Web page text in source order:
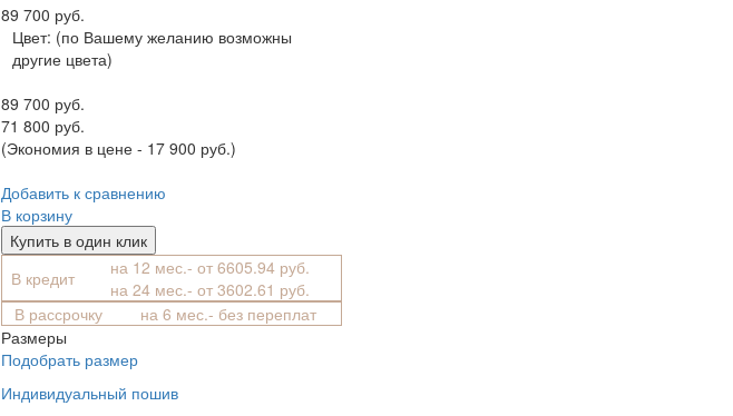
89 700 руб.
Цвет: (по Вашему желанию возможны
другие цвета)
89 700 руб.
71 800 руб.
(Экономия в цене - 17 900 руб.)
Добавить к сравнению
В корзину
Купить в один клик
В кредит
на 12 мес.- от 6605.94 руб.
на 24 мес.- от 3602.61 руб.
В рассрочку
на 6 мес.- без переплат
Размеры
Подобрать размер
Индивидуальный пошив